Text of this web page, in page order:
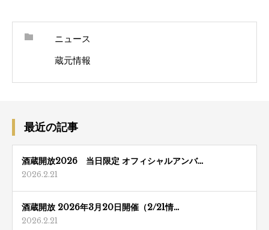
ニュース
蔵元情報
最近の記事
酒蔵開放2026 当日限定 オフィシャルアンバ…
2026.2.21
酒蔵開放 2026年3月20日開催（2/21情…
2026.2.21